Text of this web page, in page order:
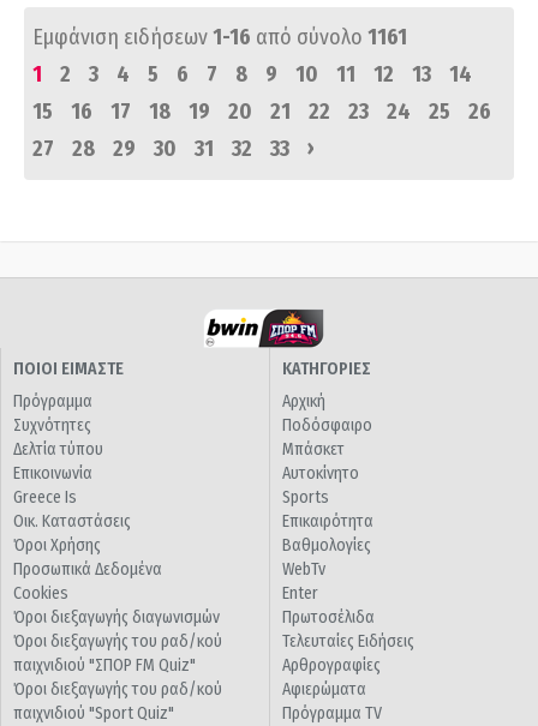
Εμφάνιση ειδήσεων1-16 από σύνολο 1161
1
2 3 4 5 6 7 8 9 10 11 12 13
14
15
16 17 18 19 20 21 22 23 24 25
26
27
28 29 30 31 32 33 ›
ΠΟΙΟΙ ΕΙΜΑΣΤΕ
Πρόγραμμα
Συχνότητες
Δελτία τύπου
Επικοινωνία
Greece Is
Οικ. Καταστάσεις
Όροι Χρήσης
Προσωπικά Δεδομένα
Cookies
Όροι διεξαγωγής διαγωνισμών
Όροι διεξαγωγής του ραδ/κού
παιχνιδιού "ΣΠΟΡ FM Quiz"
Όροι διεξαγωγής του ραδ/κού
παιχνιδιού "Sport Quiz"
ΚΑΤΗΓΟΡΙΕΣ
Αρχική
Ποδόσφαιρο
Μπάσκετ
Αυτοκίνητο
Sports
Επικαιρότητα
Βαθμολογίες
WebTv
Enter
Πρωτοσέλιδα
Τελευταίες Ειδήσεις
Αρθρογραφίες
Αφιερώματα
Πρόγραμμα TV